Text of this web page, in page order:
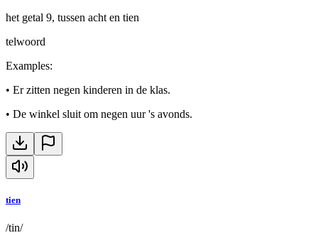
het getal 9, tussen acht en tien
telwoord
Examples:
• Er zitten negen kinderen in de klas.
• De winkel sluit om negen uur 's avonds.
tien
/tin/